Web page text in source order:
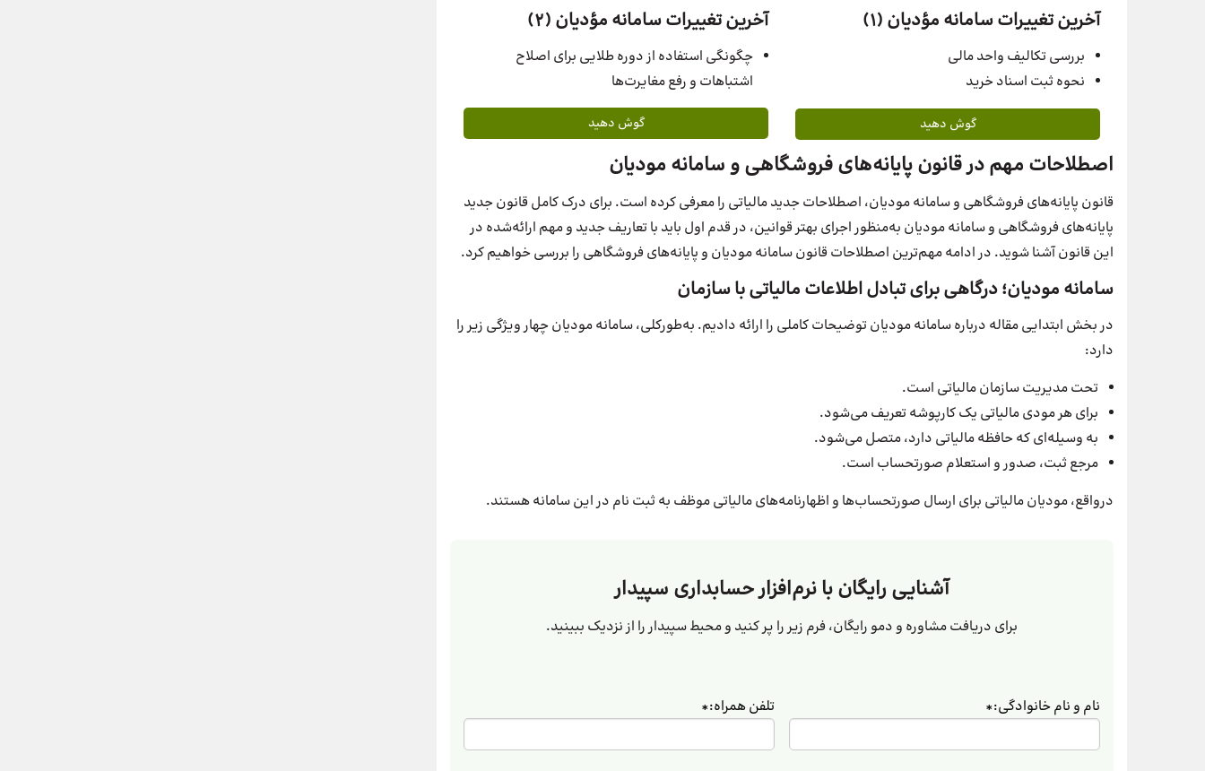
آخرین تغییرات سامانه مؤدیان (1)
بررسی تکالیف واحد مالی
نحوه ثبت اسناد خرید
گوش دهید
آخرین تغییرات سامانه مؤدیان (2)
چگونگی استفاده از دوره طلایی برای اصلاح
اشتباهات و رفع مغایرت‌ها
گوش دهید
اصطلاحات مهم در قانون پایانه‌های فروشگاهی و سامانه مودیان
قانون پایانه‌های فروشگاهی و سامانه مودیان، اصطلاحات جدید مالیاتی را معرفی کرده است. برای درک کامل قانون جدید
پایانه‌های فروشگاهی و سامانه مودیان به‌منظور اجرای بهتر قوانین، در قدم اول باید با تعاریف جدید و مهم ارائه‌شده در
این قانون آشنا شوید. در ادامه مهم‌ترین اصطلاحات قانون سامانه مودیان و پایانه‌های فروشگاهی را بررسی خواهیم کرد.
سامانه مودیان؛ درگاهی برای تبادل اطلاعات مالیاتی با سازمان
در بخش ابتدایی مقاله درباره سامانه مودیان توضیحات کاملی را ارائه دادیم. به‌طورکلی، سامانه مودیان چهار ویژگی زیر را
دارد:
تحت مدیریت سازمان مالیاتی است.
برای هر مودی مالیاتی یک کارپوشه تعریف می‌شود.
به وسیله‌ای که حافظه مالیاتی دارد، متصل می‌شود.
مرجع ثبت، صدور و استعلام صورتحساب است.
درواقع، مودیان مالیاتی برای ارسال صورتحساب‌ها و اظهارنامه‌های مالیاتی موظف به ثبت نام در این سامانه هستند.
آشنایی رایگان با نرم‌افزار حسابداری سپیدار
برای دریافت مشاوره و دمو رایگان، فرم زیر را پر کنید و محیط سپیدار را از نزدیک ببینید.
نام و نام خانوادگی:* تلفن همراه:*